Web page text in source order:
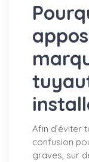
Afin d’éviter
confusion
graves, sur